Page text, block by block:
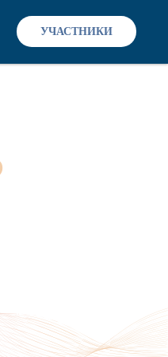
УЧАСТНИКИ